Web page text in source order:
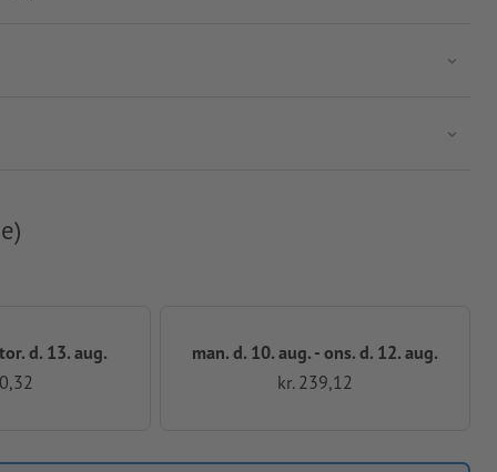
d. 13. aug.
man. d. 10. aug. - ons. d. 12. aug.
kr. 239,12